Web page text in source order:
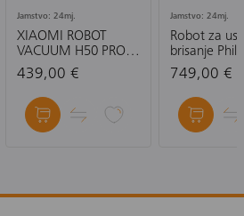
Jamstvo: 24mj.
XIAOMI ROBOT
VACUUM H50 PRO
EU- ROBOTSKI
USISAVAČ
439,00 €
Jamstvo: 24mj.
Robot za
brisanje
XU5000/10
749,00 €